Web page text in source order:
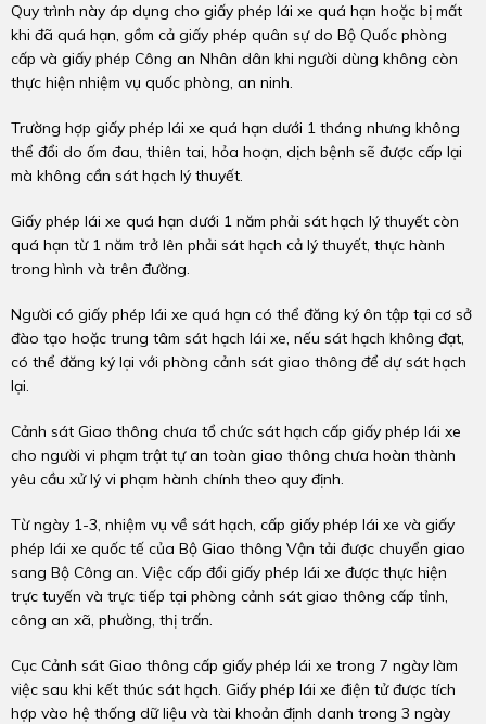
Quy trình này áp dụng cho giấy phép lái xe quá hạn hoặc bị mất
khi đã quá hạn, gồm cả giấy phép quân sự do Bộ Quốc phòng
cấp và giấy phép Công an Nhân dân khi người dùng không còn
thực hiện nhiệm vụ quốc phòng, an ninh.
Trường hợp giấy phép lái xe quá hạn dưới 1 tháng nhưng không
thể đổi do ốm đau, thiên tai, hỏa hoạn, dịch bệnh sẽ được cấp lại
mà không cần sát hạch lý thuyết.
Giấy phép lái xe quá hạn dưới 1 năm phải sát hạch lý thuyết còn
quá hạn từ 1 năm trở lên phải sát hạch cả lý thuyết, thực hành
trong hình và trên đường.
Người có giấy phép lái xe quá hạn có thể đăng ký ôn tập tại cơ sở
đào tạo hoặc trung tâm sát hạch lái xe, nếu sát hạch không đạt,
có thể đăng ký lại với phòng cảnh sát giao thông để dự sát hạch
lại.
Cảnh sát Giao thông chưa tổ chức sát hạch cấp giấy phép lái xe
cho người vi phạm trật tự an toàn giao thông chưa hoàn thành
yêu cầu xử lý vi phạm hành chính theo quy định.
Từ ngày 1-3, nhiệm vụ về sát hạch, cấp giấy phép lái xe và giấy
phép lái xe quốc tế của Bộ Giao thông Vận tải được chuyển giao
sang Bộ Công an. Việc cấp đổi giấy phép lái xe được thực hiện
trực tuyến và trực tiếp tại phòng cảnh sát giao thông cấp tỉnh,
công an xã, phường, thị trấn.
Cục Cảnh sát Giao thông cấp giấy phép lái xe trong 7 ngày làm
việc sau khi kết thúc sát hạch. Giấy phép lái xe điện tử được tích
hợp vào hệ thống dữ liệu và tài khoản định danh trong 3 ngày